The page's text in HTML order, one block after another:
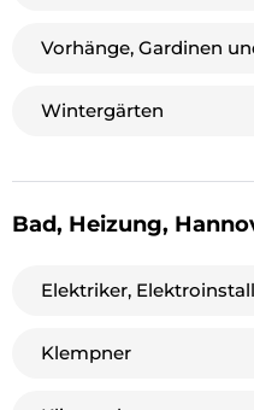
Vorhänge, Gardinen
Wintergärten
Bad, Heizung,
Elektriker,
Klempner